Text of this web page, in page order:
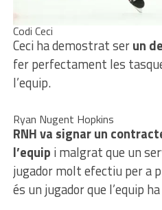
Codi Ceci
Ceci ha demostrat serun
fer perfectament les
l’equip.
Ryan Nugent Hopkins
RNH va signar un
l’equip i malgrat que un
jugador molt efectiu per a
és un jugador que l’equip